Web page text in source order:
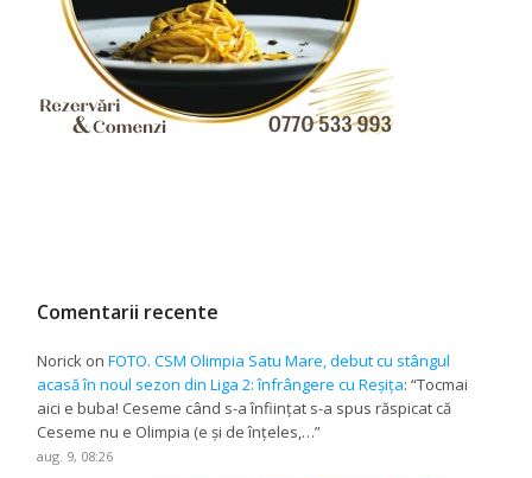
Comentarii recente
Norick onFOTO. CSM Olimpia Satu Mare, debut cu stângul
acasă în noul sezon din Liga 2: înfrângere cu Reșița: “Tocmai
aici e buba! Ceseme când s-a înființat s-a spus răspicat că
Ceseme nu e Olimpia (e și de înțeles,…”
aug. 9, 08:26